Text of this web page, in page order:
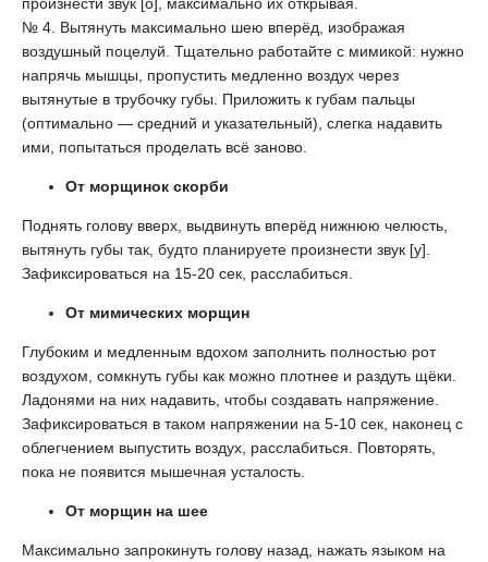
№ 4. Вытянуть максимально шею вперёд, изображая
воздушный поцелуй. Тщательно работайте с мимикой: нужно
напрячь мышцы, пропустить медленно воздух через
вытянутые в трубочку губы. Приложить к губам пальцы
(оптимально — средний и указательный), слегка надавить
ими, попытаться проделать всё заново.
От морщинок скорби
Поднять голову вверх, выдвинуть вперёд нижнюю челюсть,
вытянуть губы так, будто планируете произнести звук [у].
Зафиксироваться на 15-20 сек, расслабиться.
От мимических морщин
Глубоким и медленным вдохом заполнить полностью рот
воздухом, сомкнуть губы как можно плотнее и раздуть щёки.
Ладонями на них надавить, чтобы создавать напряжение.
Зафиксироваться в таком напряжении на 5-10 сек, наконец с
облегчением выпустить воздух, расслабиться. Повторять,
пока не появится мышечная усталость.
От морщин на шее
Максимально запрокинуть голову назад, нажать языком на